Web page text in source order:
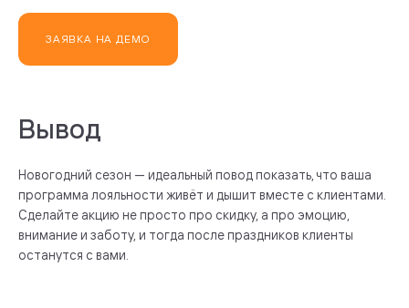
ЗАЯВКА НА ДЕМО
Вывод
Новогодний сезон — идеальный повод показать, что ваша
программа лояльности живёт и дышит вместе с клиентами.
Сделайте акцию не просто про скидку, а про эмоцию,
внимание и заботу, и тогда после праздников клиенты
останутся с вами.